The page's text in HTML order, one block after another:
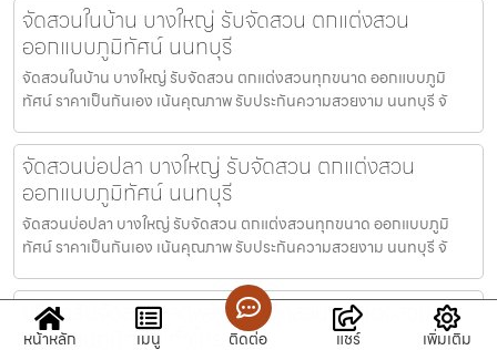
จัดสวนในบ้าน บางใหญ่ รับจัดสวน ตกแต่งสวน
ออกแบบภูมิทัศน์ นนทบุรี
จัดสวนในบ้าน บางใหญ่ รับจัดสวน ตกแต่งสวนทุกขนาด ออกแบบภูมิ
ทัศน์ ราคาเป็นกันเอง เน้นคุณภาพ รับประกันความสวยงาม นนทบุรี จั
จัดสวนบ่อปลา บางใหญ่ รับจัดสวน ตกแต่งสวน
ออกแบบภูมิทัศน์ นนทบุรี
จัดสวนบ่อปลา บางใหญ่ รับจัดสวน ตกแต่งสวนทุกขนาด ออกแบบภูมิ
ทัศน์ ราคาเป็นกันเอง เน้นคุณภาพ รับประกันความสวยงาม นนทบุรี จั
บริษัทรับจัดสวนลาดพร้าว รับจัดสวน ตกแต่งสวน
ออกแบบภูมิทัศน์ ทั่วไทย
หน้าหลัก เมนู ติดต่อ แชร์ เพิ่มเติม